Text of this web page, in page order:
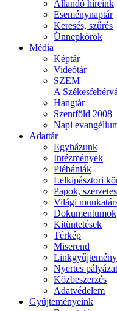
Állandó híreink
Eseménynaptár
Keresés, szűrés
Ünnepkörök
Média
Képtár
Videótár
SZEM
A
Hangtár
Szentföld 2008
Napi
Adattár
Egyházunk
Intézmények
Plébániák
Lelkipásztori
Papok,
Világi
Dokumentumok
Kitüntetések
Térkép
Miserend
Linkgyűjtemény
Nyertes
Közbeszerzés
Adatvédelem
Gyűjteményeink